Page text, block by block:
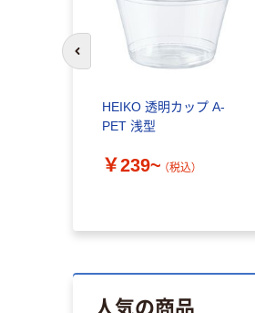
HEIKO 透明カップ A-
PET 浅型
￥239~ （税込）
前のスライドへ
人気の商品